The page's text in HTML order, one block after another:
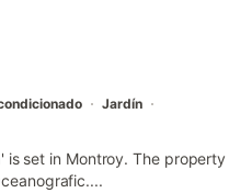
Jardín
is set in Montroy. The property